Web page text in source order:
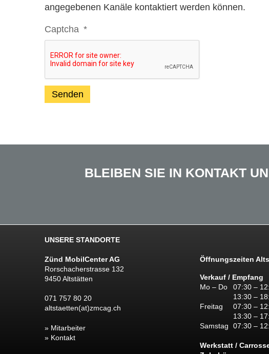
angegebenen Kanäle kontaktiert werden können.
Captcha *
BLEIBEN SIE IN KONTAKT
UNSERE STANDORTE
Zünd MobilCenter AG
Rorschacherstrasse 132
9450 Altstätten
071 757 80 20
altstaetten(at)zmcag.ch
Mitarbeiter
Kontakt
Öffnungszeiten
Verkauf / Empfang
Mo – Do
07:30 –
13:30 –
Freitag
07:30 –
13:30 –
Samstag
07:30 –
Werkstatt /